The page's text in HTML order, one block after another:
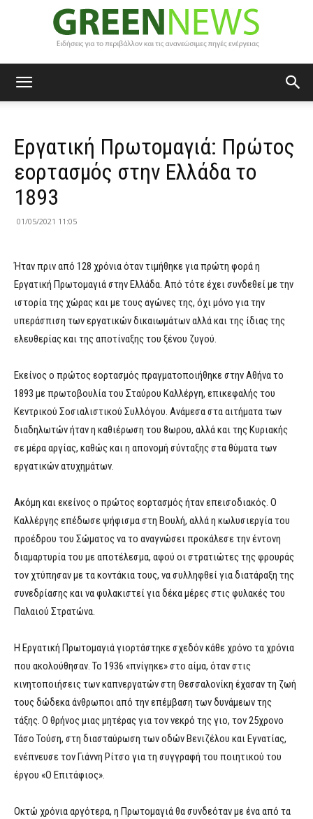
News
Εργατική Πρωτομαγιά: Πρώτος
εορτασμός στην Ελλάδα το
1893
01/05/2021 11:05
Ήταν πριν από 128 χρόνια όταν τιμήθηκε για πρώτη φορά η
Εργατική Πρωτομαγιά στην Ελλάδα. Από τότε έχει συνδεθεί με την
ιστορία της χώρας και με τους αγώνες της, όχι μόνο για την
υπεράσπιση των εργατικών δικαιωμάτων αλλά και της ίδιας της
ελευθερίας και της αποτίναξης του ξένου ζυγού.
Εκείνος ο πρώτος εορτασμός πραγματοποιήθηκε στην Αθήνα το
1893 με πρωτοβουλία του Σταύρου Καλλέργη, επικεφαλής του
Κεντρικού Σοσιαλιστικού Συλλόγου. Ανάμεσα στα αιτήματα των
διαδηλωτών ήταν η καθιέρωση του 8ωρου, αλλά και της Κυριακής
σε μέρα αργίας, καθώς και η απονομή σύνταξης στα θύματα των
εργατικών ατυχημάτων.
Ακόμη και εκείνος ο πρώτος εορτασμός ήταν επεισοδιακός. Ο
Καλλέργης επέδωσε ψήφισμα στη Βουλή, αλλά η κωλυσιεργία του
προέδρου του Σώματος να το αναγνώσει προκάλεσε την έντονη
διαμαρτυρία του με αποτέλεσμα, αφού οι στρατιώτες της φρουράς
τον χτύπησαν με τα κοντάκια τους, να συλληφθεί για διατάραξη της
συνεδρίασης και να φυλακιστεί για δέκα μέρες στις φυλακές του
Παλαιού Στρατώνα.
Η Εργατική Πρωτομαγιά γιορτάστηκε σχεδόν κάθε χρόνο τα χρόνια
που ακολούθησαν. Το 1936 «πνίγηκε» στο αίμα, όταν στις
κινητοποιήσεις των καπνεργατών στη Θεσσαλονίκη έχασαν τη ζωή
τους δώδεκα άνθρωποι από την επέμβαση των δυνάμεων της
τάξης. Ο θρήνος μιας μητέρας για τον νεκρό της γιο, τον 25χρονο
Τάσο Τούση, στη διασταύρωση των οδών Βενιζέλου και Εγνατίας,
ενέπνευσε τον Γιάννη Ρίτσο για τη συγγραφή του ποιητικού του
έργου «Ο Επιτάφιος».
Οκτώ χρόνια αργότερα, η Πρωτομαγιά θα συνδεόταν με ένα από τα